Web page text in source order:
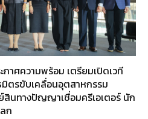
ศความพร้อม เตรียมเปิดเวที
ตรขับเคลื่อนอุตสาหกรรม
สินทางปัญญาเชื่อมครีเอเตอร์ นัก
ก